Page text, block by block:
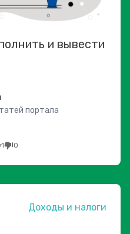
и вывести
портала
1 0
Доходы и налоги